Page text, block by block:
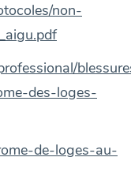
non-
des-loges-
de-loges-au-